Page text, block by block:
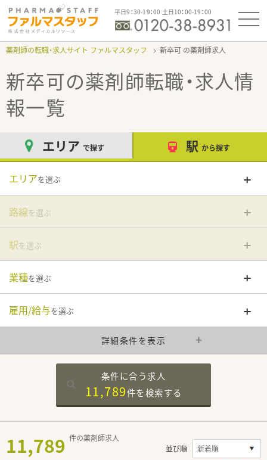
平日9：30-19：00 土日10：00-19：00
薬剤師の転職・求人サイト ファルマスタッフ 新卒可
新卒可の薬剤師転職・求人情
報一覧
エリア で探す 駅 から探す
エリアを選ぶ
路線を選ぶ
駅を選ぶ
業種を選ぶ
雇用/給与を選ぶ
詳細条件を表示
条件に合う求人
11,789件を検索する
11,789 件の薬剤師求人
並び順